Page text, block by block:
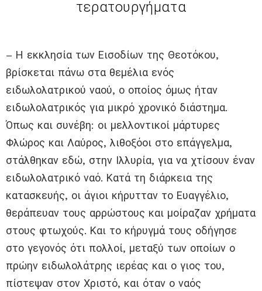
τερατουργήματα
– Η εκκλησία των Εισοδίων της Θεοτόκου,
βρίσκεται πάνω στα θεμέλια ενός
ειδωλολατρικού ναού, ο οποίος όμως ήταν
ειδωλολατρικός για μικρό χρονικό διάστημα.
Όπως και συνέβη: οι μελλοντικοί μάρτυρες
Φλώρος και Λαύρος, λιθοξόοι στο επάγγελμα,
στάλθηκαν εδώ, στην Ιλλυρία, για να χτίσουν έναν
ειδωλολατρικό ναό. Κατά τη διάρκεια της
κατασκευής, οι άγιοι κήρυτταν το Ευαγγέλιο,
θεράπευαν τους αρρώστους και μοίραζαν χρήματα
στους φτωχούς. Και το κήρυγμά τους οδήγησε
στο γεγονός ότι πολλοί, μεταξύ των οποίων ο
πρώην ειδωλολάτρης ιερέας και ο γιος του,
πίστεψαν στον Χριστό, και όταν ο ναός